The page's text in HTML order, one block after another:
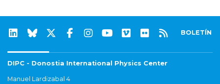
BOLETÍN
DIPC - Donostia International Physics Center
Manuel Lardizabal 4